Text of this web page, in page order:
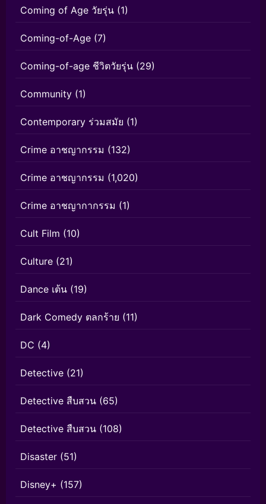
Coming of Age วัยรุ่น (1)
Coming-of-Age (7)
Coming-of-age ชีวิตวัยรุ่น (29)
Community (1)
Contemporary ร่วมสมัย (1)
Crime อาชญากรรม (132)
Crime อาชญากรรม (1,020)
Crime อาชญากากรรม (1)
Cult Film (10)
Culture (21)
Dance เต้น (19)
Dark Comedy ตลกร้าย (11)
DC (4)
Detective (21)
Detective สืบสวน (65)
Detective สืบสวน (108)
Disaster (51)
Disney+ (157)